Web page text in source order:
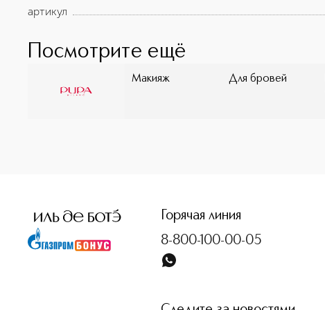
артикул
Посмотрите ещё
Макияж Для бровей
Горячая линия
8-800-100-00-05